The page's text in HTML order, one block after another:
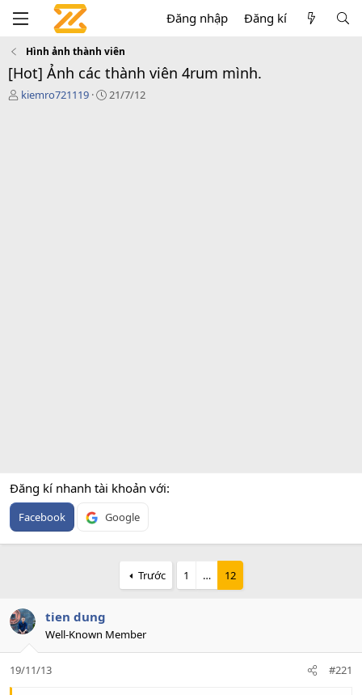
Đăng nhập Đăng kí
Hình ảnh thành viên
[Hot] Ảnh các thành viên 4rum mình.
T
kiemro721119
N
21/7/12
Đăng kí nhanh tài khoản với
Facebook Google
Trước 1 … 12
tien dung
Well-Known Member
19/11/13 #221